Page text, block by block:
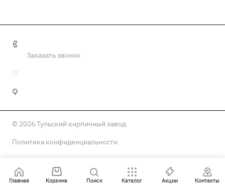
Заказать звонок
© 2026 Тульский кирпичный завод
Политика конфиденциальности
Главная Корзина Поиск Каталог Акции Контакты